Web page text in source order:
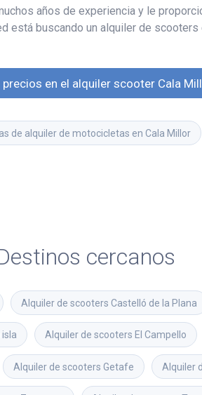
años de experiencia y le
está buscando un alquiler de
en el alquiler scooter Cala
de alquiler de motocicletas en Cala Millor
cercanos
Alquiler de scooters Castelló de la Plana
Alquiler de scooters El Campello
Alquiler de scooters Getafe Alquiler